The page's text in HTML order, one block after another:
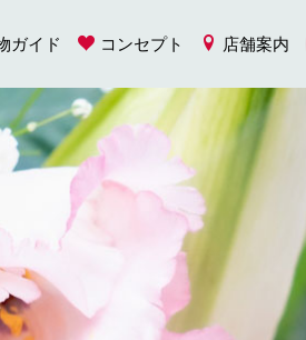
ガイド コンセプト 店舗案内